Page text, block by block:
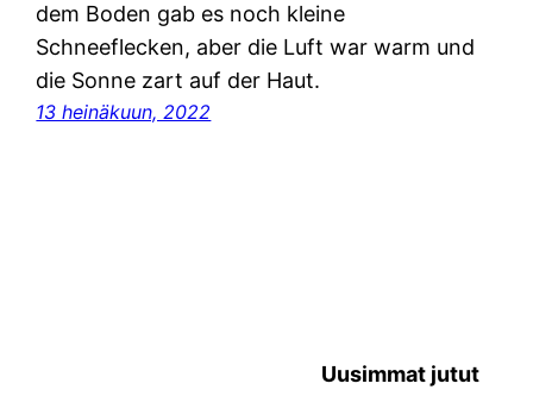
dem Boden gab es noch kleine
Schneeflecken, aber die Luft war warm und
die Sonne zart auf der Haut.
13 heinäkuun, 2022
Uusimmat jutut